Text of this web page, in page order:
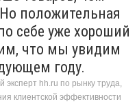
положительная
себе уже хороший
что мы увидим
году.
эксперт hh.ru по рынку труда,
клиентской эффективности